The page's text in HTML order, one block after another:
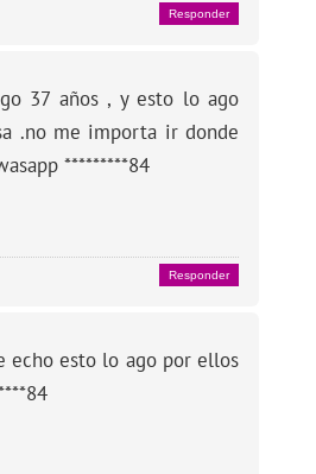
Responder
37 años , y esto lo ago
.no me importa ir donde
*********84
Responder
echo esto lo ago por ellos